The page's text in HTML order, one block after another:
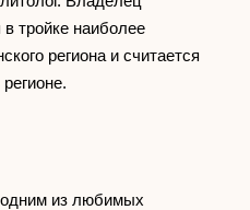
тройке наиболее
региона и считается
одним из любимых